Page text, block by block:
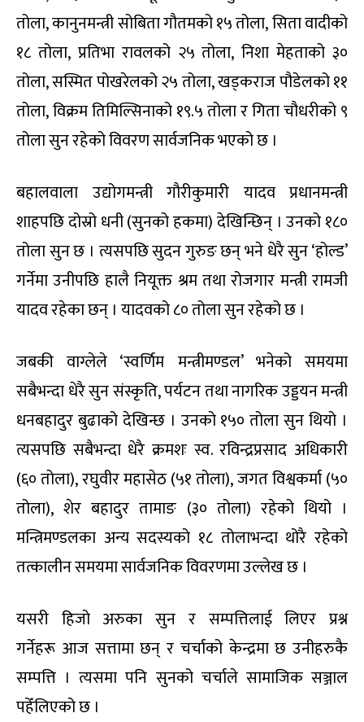
तोला, कानुनमन्त्री सोबिता गौतमको १५ तोला, सिता वादीको
१८ तोला, प्रतिभा रावलको २५ तोला, निशा मेहताको ३०
तोला, सस्मित पोखरेलको २५ तोला, खड्कराज पौडेलको ११
तोला, विक्रम तिमिल्सिनाको १९.५ तोला र गिता चौधरीको ९
तोला सुन रहेको विवरण सार्वजनिक भएको छ ।
बहालवाला उद्योगमन्त्री गौरीकुमारी यादव प्रधानमन्त्री
शाहपछि दोस्रो धनी (सुनको हकमा) देखिन्छिन् । उनको १८०
तोला सुन छ । त्यसपछि सुदन गुरुङ छन् भने धेरै सुन ‘होल्ड’
गर्नेमा उनीपछि हालै नियूक्त श्रम तथा रोजगार मन्त्री रामजी
यादव रहेका छन् । यादवको ८० तोला सुन रहेको छ ।
जबकी वाग्लेले ‘स्वर्णिम मन्त्रीमण्डल’ भनेको समयमा
सबैभन्दा धेरै सुन संस्कृति, पर्यटन तथा नागरिक उड्डयन मन्त्री
धनबहादुर बुढाको देखिन्छ । उनको १५० तोला सुन थियो ।
त्यसपछि सबैभन्दा धेरै क्रमशः स्व. रविन्द्रप्रसाद अधिकारी
(६० तोला), रघुवीर महासेठ (५१ तोला), जगत विश्वकर्मा (५०
तोला), शेर बहादुर तामाङ (३० तोला) रहेको थियो ।
मन्त्रिमण्डलका अन्य सदस्यको १८ तोलाभन्दा थोरै रहेको
तत्कालीन समयमा सार्वजनिक विवरणमा उल्लेख छ ।
यसरी हिजो अरुका सुन र सम्पत्तिलाई लिएर प्रश्न
गर्नेहरू आज सत्तामा छन् र चर्चाको केन्द्रमा छ उनीहरुकै
सम्पत्ति । त्यसमा पनि सुनको चर्चाले सामाजिक सञ्जाल
पहेँलिएको छ ।